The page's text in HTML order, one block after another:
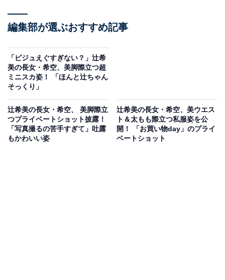
編集部が選ぶおすすめ記事
「ビジュえぐすぎない？」辻希
美の長女・希空、美脚際立つ超
ミニスカ姿！ 「ほんと辻ちゃん
そっくり」
辻希美の長女・希空、 美脚際立
つプライベートショット披露！
「写真撮るの苦手すぎて」吐露
もかわいい姿
辻希美の長女・希空、美ウエス
ト＆太もも際立つ私服姿を公
開！ 「お買い物day」のプライ
ベートショット